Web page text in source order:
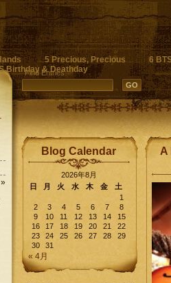
5 Precious, Precious
6
Birthday & Deathday
Find Entries
»
Blog Calendar
2026年8月
日
月 火 水 木 金
土
1
2
3 4 5 6 7
8
9
10 11 12 13 14
15
16
17 18 19 20 21
22
23
24 25 26 27 28
29
30
31
« 4月
A